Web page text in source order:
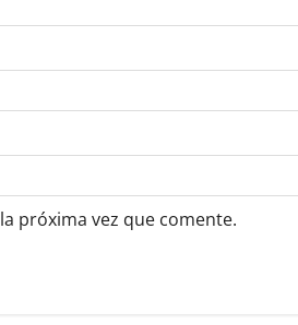
próxima vez que comente.